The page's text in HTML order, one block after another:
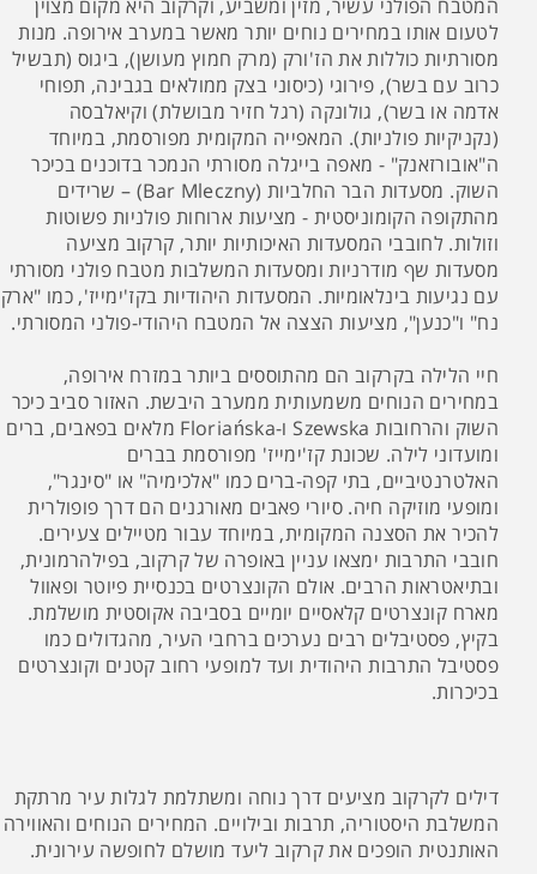
המטבח הפולני עשיר, מזין ומשביע, וקרקוב היא מקום מצוין
לטעום אותו במחירים נוחים יותר מאשר במערב אירופה. מנות
מסורתיות כוללות את הז'ורק (מרק חמוץ מעושן), ביגוס (תבשיל
כרוב עם בשר), פירוגי (כיסוני בצק ממולאים בגבינה, תפוחי
אדמה או בשר), גולונקה (רגל חזיר מבושלת) וקיאלבסה
(נקניקיות פולניות). המאפייה המקומית מפורסמת, במיוחד
ה"אובורזאנק" - מאפה בייגלה מסורתי הנמכר בדוכנים בכיכר
השוק. מסעדות הבר החלביות (Bar Mleczny) – שרידים
מהתקופה הקומוניסטית - מציעות ארוחות פולניות פשוטות
וזולות. לחובבי המסעדות האיכותיות יותר, קרקוב מציעה
מסעדות שף מודרניות ומסעדות המשלבות מטבח פולני מסורתי
עם נגיעות בינלאומיות. המסעדות היהודיות בקז'ימייז', כמו "ארק
נח" ו"כנען", מציעות הצצה אל המטבח היהודי-פולני המסורתי.
חיי הלילה בקרקוב הם מהתוססים ביותר במזרח אירופה,
במחירים הנוחים משמעותית ממערב היבשת. האזור סביב כיכר
השוק והרחובות Szewska ו-Floriańska מלאים בפאבים, ברים
ומועדוני לילה. שכונת קז'ימייז' מפורסמת בברים
האלטרנטיביים, בתי קפה-ברים כמו "אלכימיה" או "סינגר",
ומופעי מוזיקה חיה. סיורי פאבים מאורגנים הם דרך פופולרית
להכיר את הסצנה המקומית, במיוחד עבור מטיילים צעירים.
חובבי התרבות ימצאו עניין באופרה של קרקוב, בפילהרמונית,
ובתיאטראות הרבים. אולם הקונצרטים בכנסיית פיוטר ופאוול
מארח קונצרטים קלאסיים יומיים בסביבה אקוסטית מושלמת.
בקיץ, פסטיבלים רבים נערכים ברחבי העיר, מהגדולים כמו
פסטיבל התרבות היהודית ועד למופעי רחוב קטנים וקונצרטים
בכיכרות.
דילים לקרקוב מציעים דרך נוחה ומשתלמת לגלות עיר מרתקת
המשלבת היסטוריה, תרבות ובילויים. המחירים הנוחים והאווירה
האותנטית הופכים את קרקוב ליעד מושלם לחופשה עירונית.